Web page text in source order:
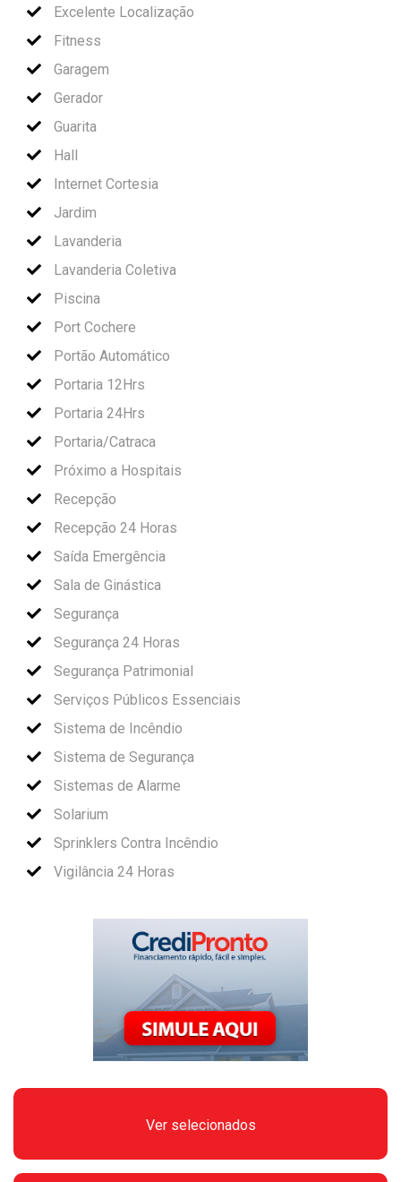
Excelente Localização
Fitness
Garagem
Gerador
Guarita
Hall
Internet Cortesia
Jardim
Lavanderia
Lavanderia Coletiva
Piscina
Port Cochere
Portão Automático
Portaria 12Hrs
Portaria 24Hrs
Portaria/Catraca
Próximo a Hospitais
Recepção
Recepção 24 Horas
Saída Emergência
Sala de Ginástica
Segurança
Segurança 24 Horas
Segurança Patrimonial
Serviços Públicos Essenciais
Sistema de Incêndio
Sistema de Segurança
Sistemas de Alarme
Solarium
Sprinklers Contra Incêndio
Vigilância 24 Horas
Ver selecionados